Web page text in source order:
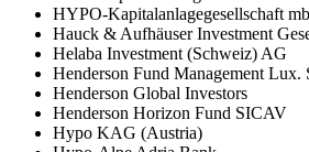
HYPO-Kapitalanlagegesellschaft
Hauck & Aufhäuser Investment
Helaba Investment (Schweiz) AG
Henderson Fund Management Lux.
Henderson Global Investors
Henderson Horizon Fund SICAV
Hypo KAG (Austria)